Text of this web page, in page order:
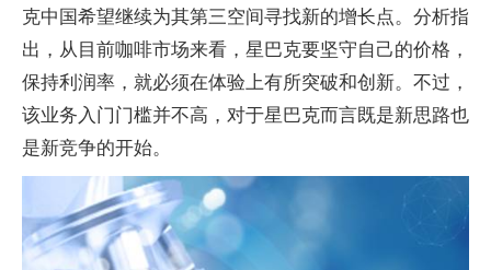
克中国希望继续为其第三空间寻找新的增长点。分析指
出，从目前咖啡市场来看，星巴克要坚守自己的价格，
保持利润率，就必须在体验上有所突破和创新。不过，
该业务入门门槛并不高，对于星巴克而言既是新思路也
是新竞争的开始。